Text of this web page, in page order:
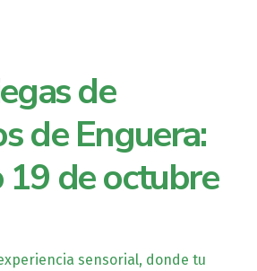
de
de Enguera:
de octubre
sensorial, donde tu